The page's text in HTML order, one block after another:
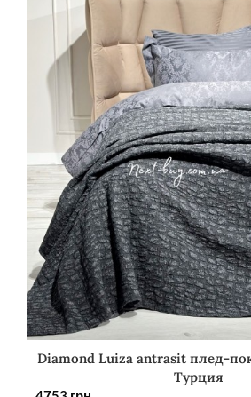
Diamond Luiza antrasit плед-
Турция